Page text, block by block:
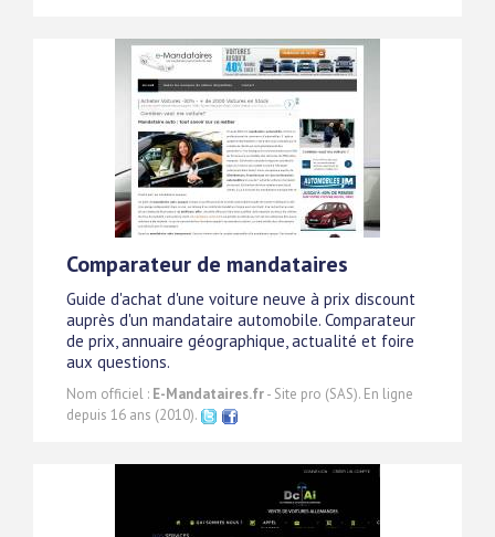
Comparateur de mandataires
Guide d'achat d'une voiture neuve à prix discount
auprès d'un mandataire automobile. Comparateur
de prix, annuaire géographique, actualité et foire
aux questions.
Nom officiel : E-Mandataires.fr- Site pro (SAS). En ligne
depuis 16 ans (2010).